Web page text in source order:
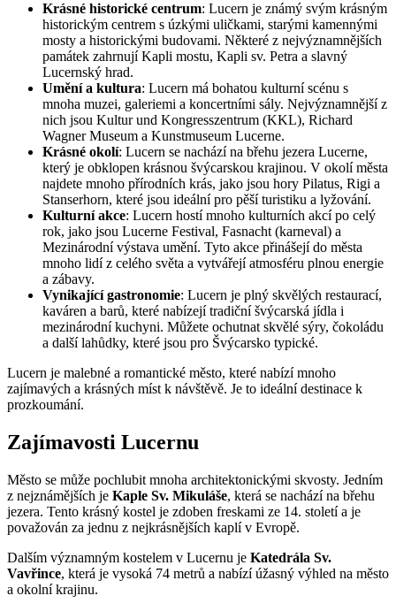
Krásné historické centrum: Lucern je známý svým krásným
historickým centrem s úzkými uličkami, starými kamennými
mosty a historickými budovami. Některé z nejvýznamnějších
památek zahrnují Kapli mostu, Kapli sv. Petra a slavný
Lucernský hrad.
Umění a kultura: Lucern má bohatou kulturní scénu s
mnoha muzei, galeriemi a koncertními sály. Nejvýznamnější z
nich jsou Kultur und Kongresszentrum (KKL), Richard
Wagner Museum a Kunstmuseum Lucerne.
Krásné okolí: Lucern se nachází na břehu jezera Lucerne,
který je obklopen krásnou švýcarskou krajinou. V okolí města
najdete mnoho přírodních krás, jako jsou hory Pilatus, Rigi a
Stanserhorn, které jsou ideální pro pěší turistiku a lyžování.
Kulturní akce: Lucern hostí mnoho kulturních akcí po celý
rok, jako jsou Lucerne Festival, Fasnacht (karneval) a
Mezinárodní výstava umění. Tyto akce přinášejí do města
mnoho lidí z celého světa a vytvářejí atmosféru plnou energie
a zábavy.
Vynikající gastronomie: Lucern je plný skvělých restaurací,
kaváren a barů, které nabízejí tradiční švýcarská jídla i
mezinárodní kuchyni. Můžete ochutnat skvělé sýry, čokoládu
a další lahůdky, které jsou pro Švýcarsko typické.
Lucern je malebné a romantické město, které nabízí mnoho
zajímavých a krásných míst k návštěvě. Je to ideální destinace k
prozkoumání.
Zajímavosti Lucernu
Město se může pochlubit mnoha architektonickými skvosty. Jedním
z nejznámějších je Kaple Sv. Mikuláše, která se nachází na břehu
jezera. Tento krásný kostel je zdoben freskami ze 14. století a je
považován za jednu z nejkrásnějších kaplí v Evropě.
Dalším významným kostelem v Lucernu je Katedrála Sv.
Vavřince, která je vysoká 74 metrů a nabízí úžasný výhled na město
a okolní krajinu.